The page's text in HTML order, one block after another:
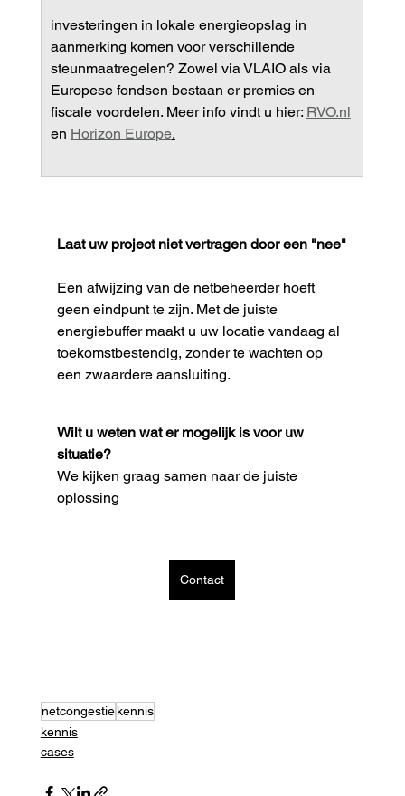
investeringen in lokale energieopslag in
aanmerking komen voor verschillende
steunmaatregelen? Zowel via VLAIO als via
Europese fondsen bestaan er premies en
fiscale voordelen. Meer info vindt u hier: RVO.nl
en Horizon Europe.
Laat uw project niet vertragen door een "nee"
Een afwijzing van de netbeheerder hoeft
geen eindpunt te zijn. Met de juiste
energiebuffer maakt u uw locatie vandaag al
toekomstbestendig, zonder te wachten op
een zwaardere aansluiting.
Wilt u weten wat er mogelijk is voor uw
situatie?
We kijken graag samen naar de juiste
oplossing
Contact
netcongestie kennis
kennis
cases